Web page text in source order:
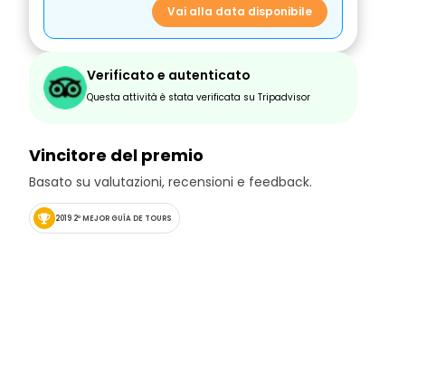
Vai alla data disponibile
Verificato e autenticato
Questa attività è stata verificata su Tripadvisor
Vincitore del premio
Basato su valutazioni, recensioni e feedback.
2019 2º MEJOR GUÍA DE TOURS